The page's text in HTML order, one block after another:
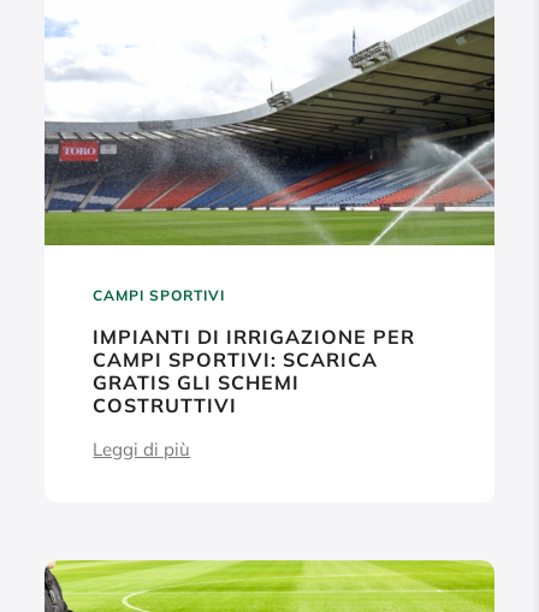
CAMPI SPORTIVI
IMPIANTI DI IRRIGAZIONE PER
CAMPI SPORTIVI: SCARICA
GRATIS GLI SCHEMI
COSTRUTTIVI
Leggi di più